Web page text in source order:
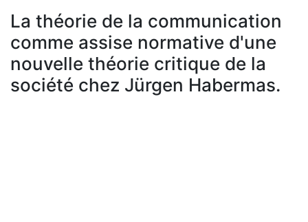
À propos
La théorie de la communication
comme assise normative d'une
nouvelle théorie critique de la
société chez Jürgen Habermas.